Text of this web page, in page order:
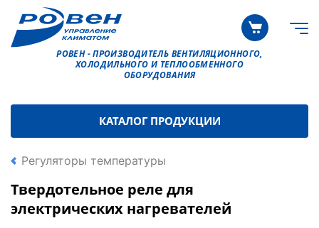
РОВЕН - ПРОИЗВОДИТЕЛЬ ВЕНТИЛЯЦИОННОГО,
ХОЛОДИЛЬНОГО И ТЕПЛООБМЕННОГО
ОБОРУДОВАНИЯ
КАТАЛОГ ПРОДУКЦИИ
Регуляторы температуры
Твердотельное реле для
электрических нагревателей